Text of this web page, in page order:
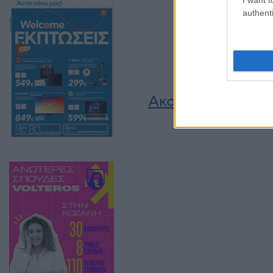
στην Αυστραλία
Ακολουθήστε μας